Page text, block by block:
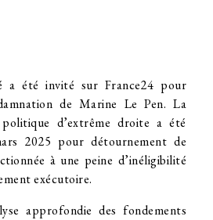
a été invité sur France24 pour
de Marine Le Pen. La
d’extrême droite a été
2025 pour détournement de
à une peine d’inéligibilité
exécutoire.
approfondie des fondements